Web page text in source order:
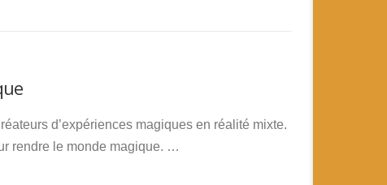
d’expériences magiques en réalité mixte.
rendre le monde magique. …